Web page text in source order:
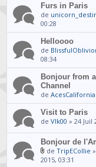
Furs in Paris
de
00:28
Helloooo
de
08:34
Bonjour from
Channel
deAcesCalifornia
Visit to Paris
deVlk00 » 24 Juil
Bonjour de
deTripECollie
2015, 03:31